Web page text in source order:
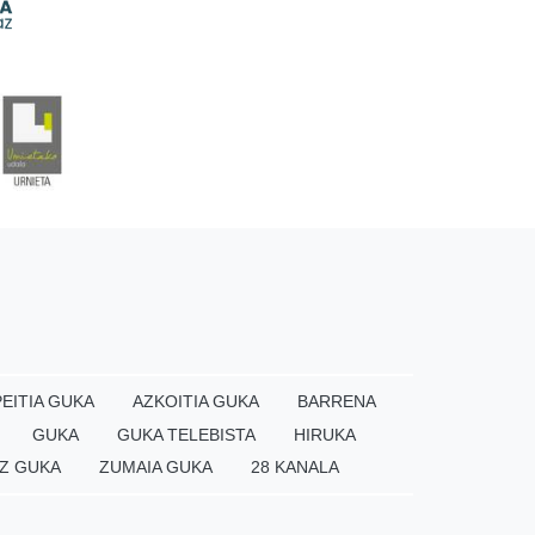
GUKA AZKOITIA GUKA
BARRENA
GUKA GUKA TELEBISTA
HIRUKA
GUKA ZUMAIA GUKA 28 KANALA